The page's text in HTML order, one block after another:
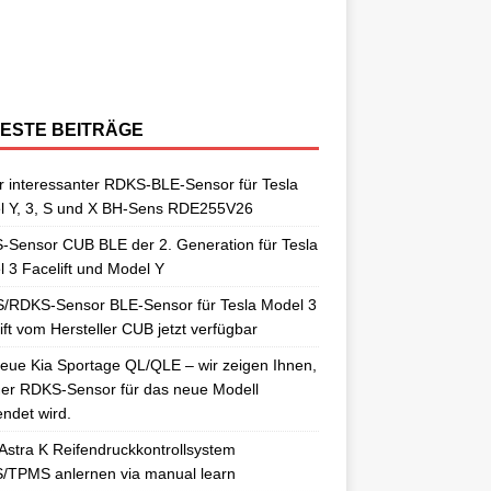
BEITRÄGE
interessanter RDKS-BLE-Sensor für Tesla
Y, 3, S und X BH-Sens RDE255V26
Sensor CUB BLE der 2. Generation für Tesla
3 Facelift und Model Y
RDKS-Sensor BLE-Sensor für Tesla Model 3
vom Hersteller CUB jetzt verfügbar
Kia Sportage QL/QLE – wir zeigen Ihnen,
RDKS-Sensor für das neue Modell
wird.
K Reifendruckkontrollsystem
TPMS anlernen via manual learn